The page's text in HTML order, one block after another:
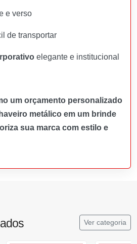
e verso
de transportar
elegante e institucional
um orçamento personalizado
metálico em um brinde
sua marca com estilo e
Ver categoria